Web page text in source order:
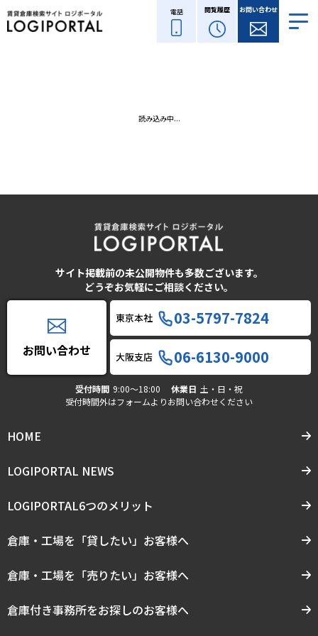
電話 閲覧履歴 お問い合わせ
読み込み中...
サイト掲載前の未公開物件も多数ございます。
どうぞお気軽にご相談ください。
お問い合わせ
東京本社 03-5797-7824
大阪支店 06-6130-9000
受付時間 9:00〜18:00 休業日 土・日・祝
受付時間外はフォームよりお問い合わせください
HOME
LOGIPORTAL NEWS
LOGIPORTAL6つのメリット
倉庫・工場を「貸したい」お客様へ
倉庫・工場を「売りたい」お客様へ
倉庫付き事務所をお探しのお客様へ